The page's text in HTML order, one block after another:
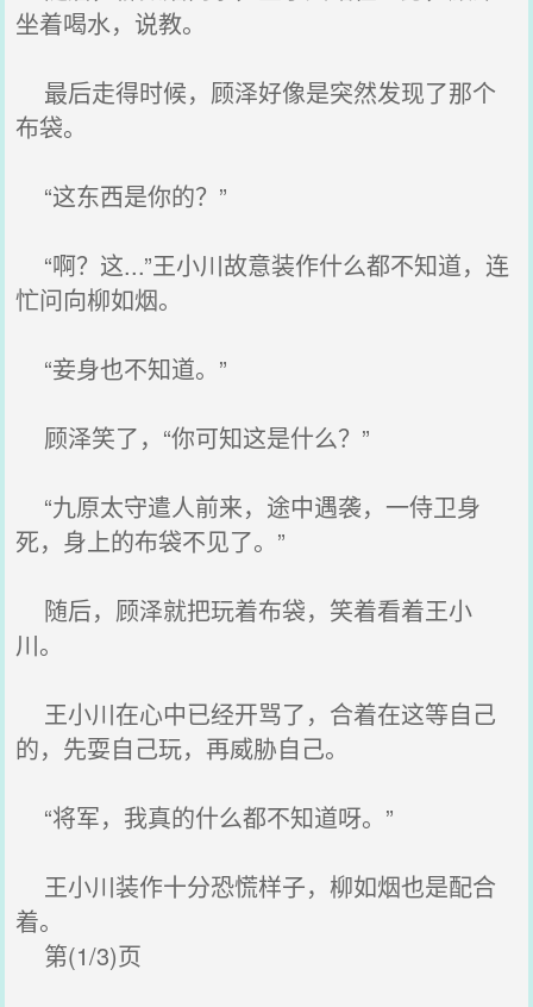
坐着喝水，说教。
最后走得时候，顾泽好像是突然发现了那个
布袋。
“这东西是你的？”
“啊？这...”王小川故意装作什么都不知道，连
忙问向柳如烟。
“妾身也不知道。”
顾泽笑了，“你可知这是什么？”
“九原太守遣人前来，途中遇袭，一侍卫身
死，身上的布袋不见了。”
随后，顾泽就把玩着布袋，笑着看着王小
川。
王小川在心中已经开骂了，合着在这等自己
的，先耍自己玩，再威胁自己。
“将军，我真的什么都不知道呀。”
王小川装作十分恐慌样子，柳如烟也是配合
着。
第(1/3)页